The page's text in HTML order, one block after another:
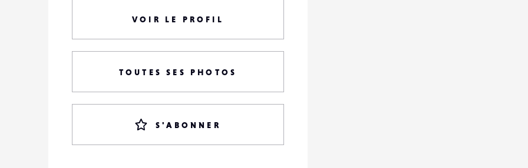
VOIR LE PROFIL
TOUTES SES PHOTOS
S'ABONNER